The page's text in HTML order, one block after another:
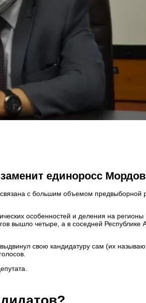
единоросс
связана с большим объемом предвыборной
особенностей и деления на регионы
вышло четыре, а в соседней Республике
свою кандидатуру сам (их